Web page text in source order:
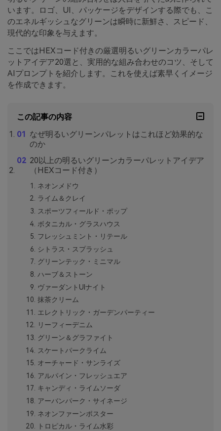
います。ロゴ、UI、パッケージをデザインする際でも、こ
のエネルギッシュなグリーンは瞬時に新鮮さ、スピード、
現代的な印象を与えます。
ここではHEXコード付きの厳選明るいグリーンカラーパレ
ットアイデア20選と、実用的な組み合わせのコツ、そして
AIプロンプトを紹介します。これを使えば素早くイメージ
を作成できます。
この記事の内容
なぜ明るいグリーンパレットはこれほど効果的な
のか
20以上の明るいグリーンカラーパレットアイデア
（HEXコード付き）
ネオンメドウ
ライム＆クレイ
スポーツフィールド・ポップ
ボタニカル・グラスハウス
フレッシュミント・リテール
シトラス・スプラッシュ
グリーンテック・ミニマル
ハーブ＆ストーン
ヴァーダントUIナイト
抹茶クリーム
エレクトリック・ガーデンパーティー
リーフィーデニム
グリーン＆グラファイト
スケートパークライム
オーチャード・サンライズ
アルパイン・フレッシュエア
キャンディ・ライムソーダ
アーバンパーク・サイネージ
ネオンファーンポスター
トロピカル・ライム水彩